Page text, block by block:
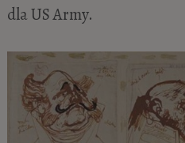
dla US Army.